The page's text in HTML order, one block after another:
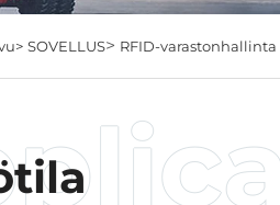
SOVELLUS> RFID-varastonhallinta